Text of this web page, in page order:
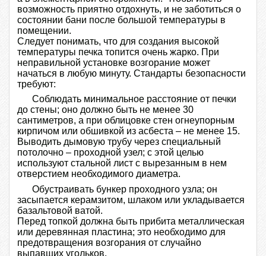
возможность приятно отдохнуть, и не заботиться о
состоянии бани после большой температуры в
помещении.
Следует понимать, что для создания высокой
температуры печка топится очень жарко. При
неправильной установке возгорание может
начаться в любую минуту. Стандарты безопасности
требуют:
Соблюдать минимальное расстояние от печки
до стены; оно должно быть не менее 30
сантиметров, а при облицовке стен огнеупорным
кирпичом или обшивкой из асбеста – не менее 15.
Выводить дымовую трубу через специальный
потолочно – проходной узел; с этой целью
используют стальной лист с вырезанным в нем
отверстием необходимого диаметра.
Обустраивать бункер проходного узла; он
засыпается керамзитом, шлаком или укладывается
базальтовой ватой.
Перед топкой должна быть прибита металлическая
или деревянная пластина; это необходимо для
предотвращения возгорания от случайно
выпавших угольков.